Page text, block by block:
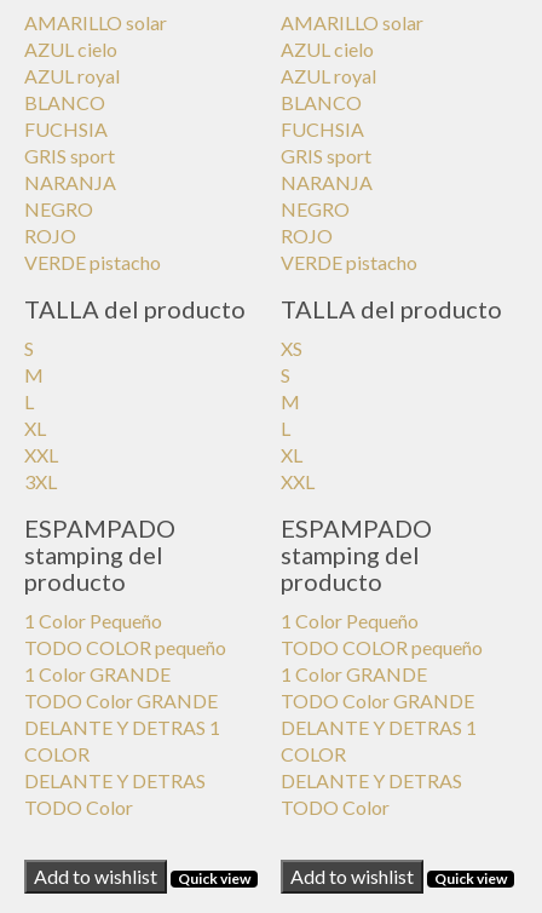
21,50€
AMARILLO solar
AZUL cielo
AZUL royal
BLANCO
FUCHSIA
GRIS sport
NARANJA
NEGRO
ROJO
VERDE pistacho
TALLA del producto
S
M
L
XL
XXL
3XL
ESPAMPADO
stamping del
producto
1 Color Pequeño
TODO COLOR pequeño
1 Color GRANDE
TODO Color GRANDE
DELANTE Y DETRAS 1
COLOR
DELANTE Y DETRAS
TODO Color
Add to wishlist Quick view
22,00€
AMARILLO solar
AZUL cielo
AZUL royal
BLANCO
FUCHSIA
GRIS sport
NARANJA
NEGRO
ROJO
VERDE pistacho
TALLA del producto
XS
S
M
L
XL
XXL
ESPAMPADO
stamping del
producto
1 Color Pequeño
TODO COLOR pequeño
1 Color GRANDE
TODO Color GRANDE
DELANTE Y DETRAS 1
COLOR
DELANTE Y DETRAS
TODO Color
Add to wishlist Quick view